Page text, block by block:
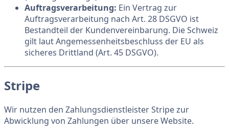
Auftragsverarbeitung: Ein Vertrag zur
Auftragsverarbeitung nach Art. 28 DSGVO ist
Bestandteil der Kundenvereinbarung. Die Schweiz
gilt laut Angemessenheitsbeschluss der EU als
sicheres Drittland (Art. 45 DSGVO).
Stripe
Wir nutzen den Zahlungsdienstleister Stripe zur
Abwicklung von Zahlungen über unsere Website.